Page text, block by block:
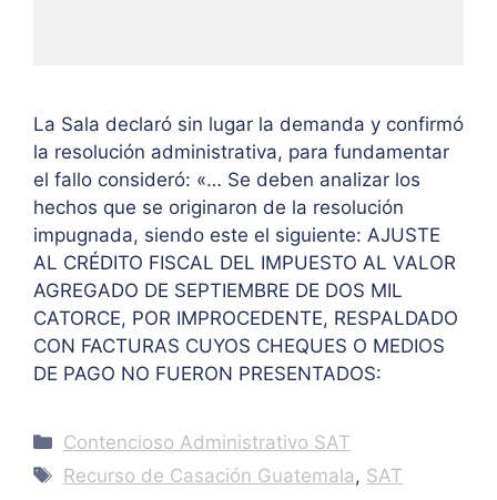
La Sala declaró sin lugar la demanda y confirmó
la resolución administrativa, para fundamentar
el fallo consideró: «… Se deben analizar los
hechos que se originaron de la resolución
impugnada, siendo este el siguiente: AJUSTE
AL CRÉDITO FISCAL DEL IMPUESTO AL VALOR
AGREGADO DE SEPTIEMBRE DE DOS MIL
CATORCE, POR IMPROCEDENTE, RESPALDADO
CON FACTURAS CUYOS CHEQUES O MEDIOS
DE PAGO NO FUERON PRESENTADOS:
Categories
Contencioso Administrativo SAT
Tags
Recurso de Casación Guatemala, SAT